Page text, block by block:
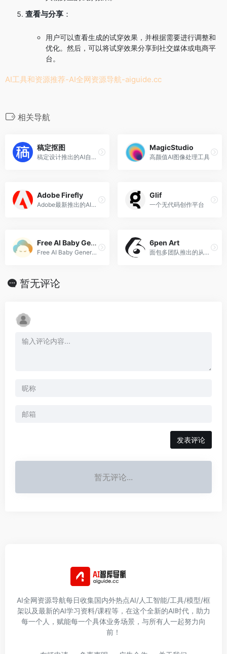
查看与分享 ：
用户可以查看生成的试穿效果，并根据需要进行调整和
优化。然后，可以将试穿效果分享到社交媒体或电商平
台。
AI工具和资源推荐-AI全网资源导航-aiguide.cc
相关导航
稿定抠图
稿定设计推出的AI自动消除背景工具
MagicStudio
高颜值AI图像处理工具
Adobe Firefly
Adobe最新推出的AI图片生成工具
Glif
一个无代码创作平台
Free AI Baby Generator
Free AI Baby Generator - Reveal Your Future Baby’s Face In Seconds
6pen Art
面包多团队推出的从文本描述生成绘画艺术作品
暂无评论
发表评论
暂无评论...
AI全网资源导航每日收集国内外热点AI/人工智能/工具/模型/框
架以及最新的AI学习资料/课程等，在这个全新的AI时代，助力
每一个人，赋能每一个具体业务场景，与所有人一起努力向
前！